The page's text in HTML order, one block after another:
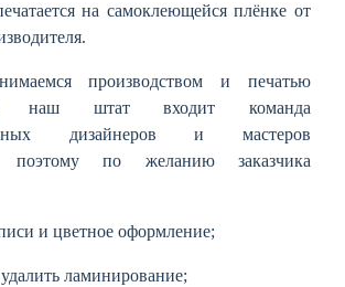
на самоклеющейся плёнке от
производством и печатью
наш штат входит команда
дизайнеров и мастеров
поэтому по желанию заказчика
и цветное оформление;
ламинирование;